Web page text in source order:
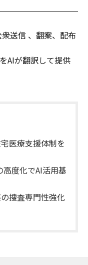
送信 、翻案、配布
AIが翻訳して提供
医療支援体制を
度化でAI活用基
捜査専門性強化